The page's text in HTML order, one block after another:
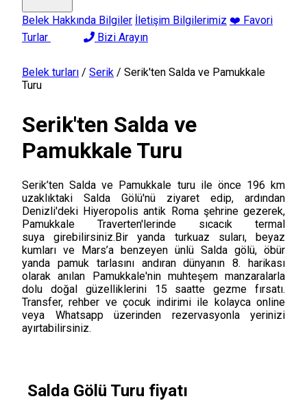
Belek Hakkında Bilgiler İletişim Bilgilerimiz ❤️ Favori
Turlar
Bizi Arayın
Belek turları / Serik / Serik'ten Salda ve Pamukkale
Turu
Serik'ten Salda ve
Pamukkale Turu
Serik’ten Salda ve Pamukkale turu ile önce 196 km
uzaklıktaki Salda Gölü'nü ziyaret edip, ardından
Denizli'deki Hiyeropolis antik Roma şehrine gezerek,
Pamukkale Traverten'lerinde sıcacık termal
suya girebilirsiniz.Bir yanda turkuaz suları, beyaz
kumları ve Mars’a benzeyen ünlü Salda gölü, öbür
yanda pamuk tarlasını andıran dünyanın 8. harikası
olarak anılan Pamukkale'nin muhteşem manzaralarla
dolu doğal güzelliklerini 15 saatte gezme fırsatı.
Transfer, rehber ve çocuk indirimi ile kolayca online
veya Whatsapp üzerinden rezervasyonla yerinizi
ayırtabilirsiniz.
Salda Gölü Turu fiyatı